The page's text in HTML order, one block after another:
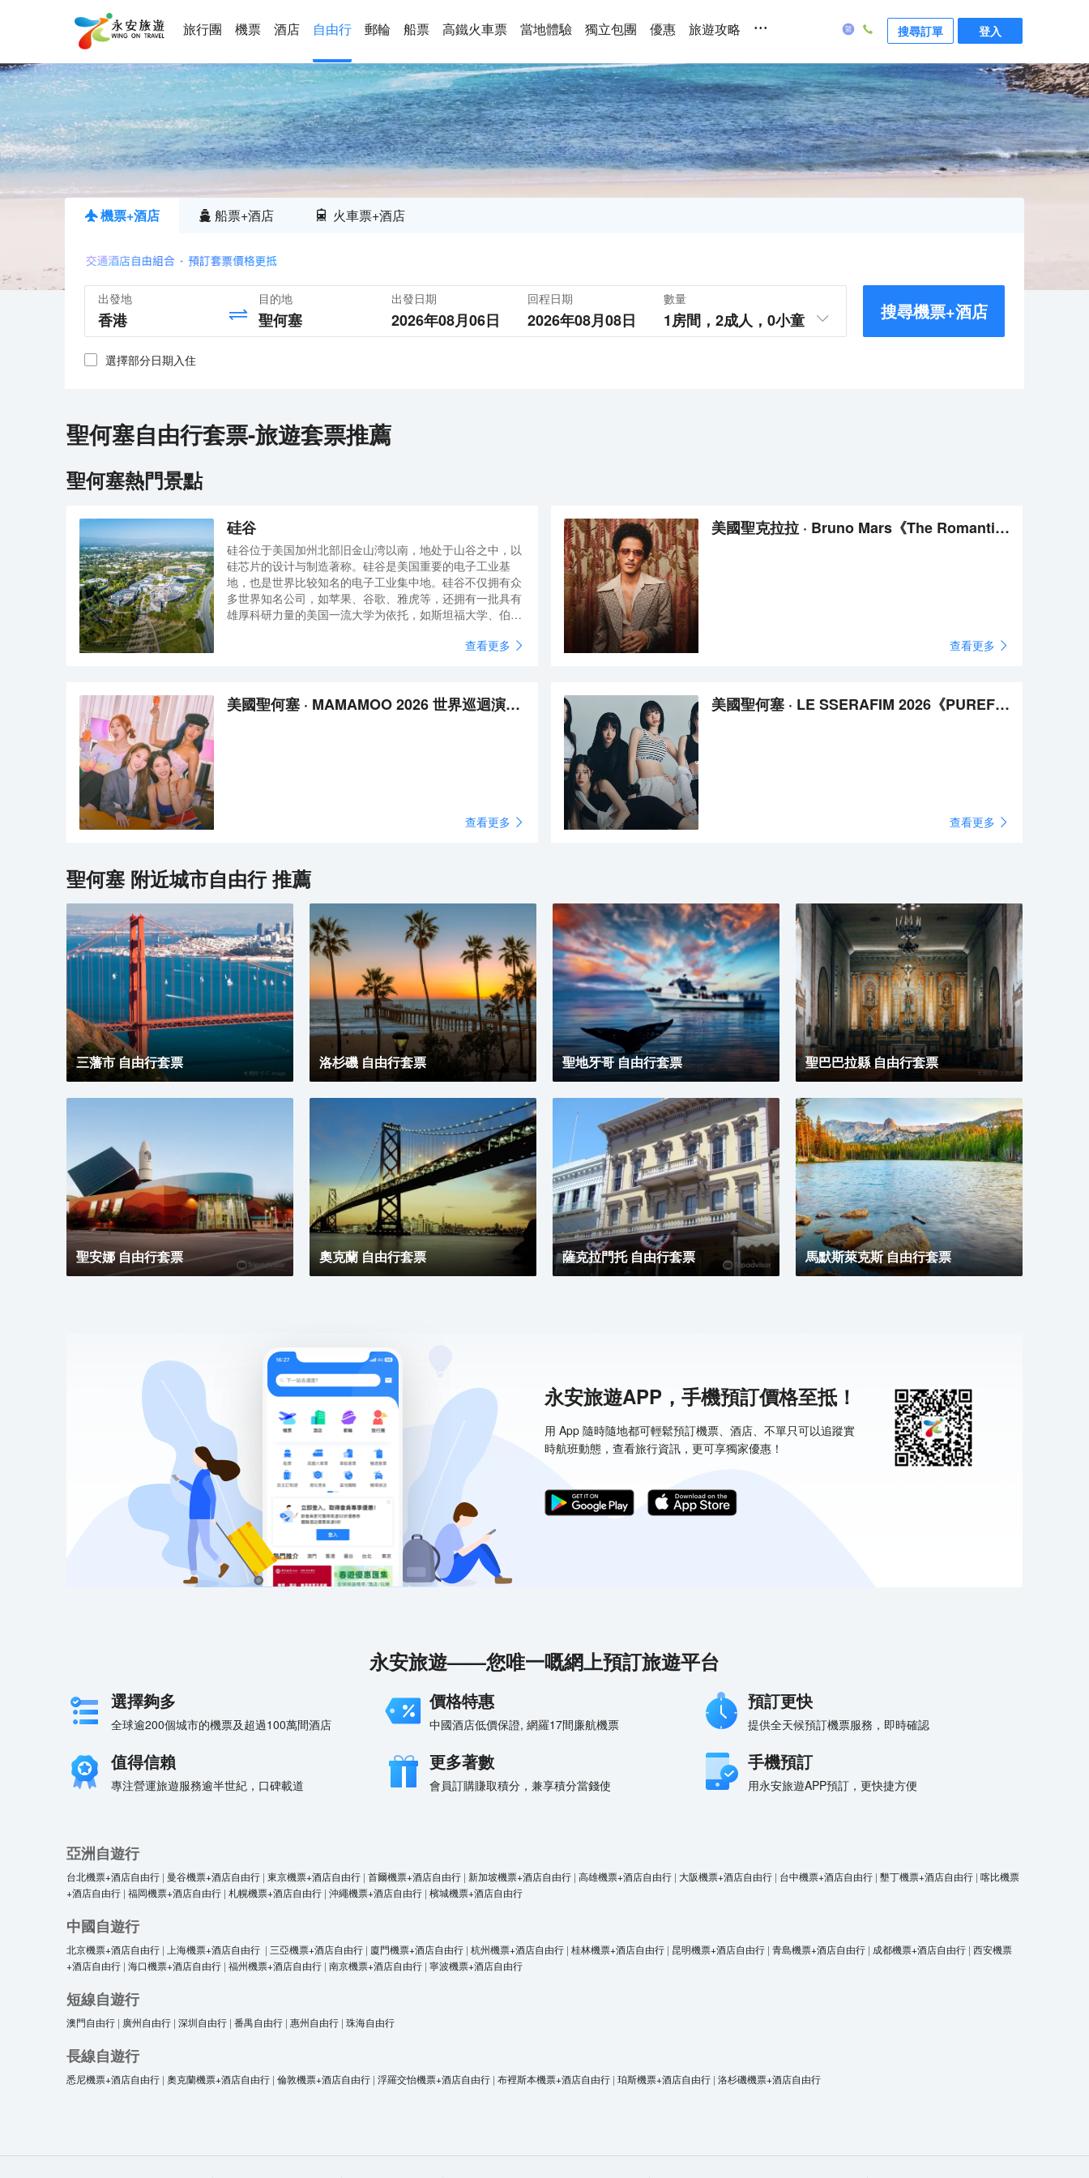
旅行團 機票 酒店 自由行 郵輪 船票 高鐵火車票 當地體驗 獨立包團 優惠 旅遊攻略 ... 搜尋訂單 登入
機票+酒店 船票+酒店 火車票+酒店
出發地 目的地 出發日期
2026年08月06日
回程日期
2026年08月08日
數量
1房間， 2成人， 0小童 搜尋機票+酒店
選擇部分日期入住
聖何塞自由行套票-旅遊套票推薦
聖何塞熱門景點
硅谷
硅谷位于美国加州北部旧金山湾以南，地处于山谷之中，以
硅芯片的设计与制造著称。硅谷是美国重要的电子工业基
地，也是世界比较知名的电子工业集中地。硅谷不仅拥有众
多世界知名公司，如苹果、谷歌、雅虎等，还拥有一批具有
雄厚科研力量的美国一流大学为依托，如斯坦福大学、伯克
查看更多
美國聖克拉拉 · Bruno Mars《The Romantic》巡演
查看更多
美國聖何塞 · MAMAMOO 2026 世界巡迴演唱會
查看更多
美國聖何塞 · LE SSERAFIM 2026《PUREFLOW》巡演
查看更多
聖何塞 附近城市自由行 推薦
三藩市 自由行套票 洛杉磯 自由行套票 聖地牙哥 自由行套票 聖巴巴拉縣 自由行套票
聖安娜 自由行套票 奧克蘭 自由行套票 薩克拉門托 自由行套票 馬默斯萊克斯 自由行套票
永安旅遊APP，手機預訂價格至抵！
用 App 隨時隨地都可輕鬆預訂機票、酒店、不單只可以追蹤實
時航班動態，查看旅行資訊，更可享獨家優惠！
永安旅遊——您唯一嘅網上預訂旅遊平台
選擇夠多
全球逾200個城市的機票及超過100萬間酒店
價格特惠
中國酒店低價保證, 網羅17間廉航機票
預訂更快
提供全天候預訂機票服務，即時確認
值得信賴
專注營運旅遊服務逾半世紀，口碑載道
更多著數
會員訂購賺取積分，兼享積分當錢使
手機預訂
用永安旅遊APP預訂，更快捷方便
亞洲自遊行
台北機票+酒店自由行 | 曼谷機票+酒店自由行 | 東京機票+酒店自由行 | 首爾機票+酒店自由行 | 新加坡機票+酒店自由行 | 高雄機票+酒店自由行 | 大阪機票+酒店自由行 | 台中機票+酒店自由行 | 墾丁機票+酒店自由行 | 喀比機票
+酒店自由行 | 福岡機票+酒店自由行 | 札幌機票+酒店自由行 | 沖繩機票+酒店自由行 | 檳城機票+酒店自由行
中國自遊行
北京機票+酒店自由行 | 上海機票+酒店自由行 | 三亞機票+酒店自由行 | 廈門機票+酒店自由行 | 杭州機票+酒店自由行 | 桂林機票+酒店自由行 | 昆明機票+酒店自由行 | 青島機票+酒店自由行 | 成都機票+酒店自由行 | 西安機票
+酒店自由行 | 海口機票+酒店自由行 | 福州機票+酒店自由行 | 南京機票+酒店自由行 | 寧波機票+酒店自由行
短線自遊行
澳門自由行 | 廣州自由行 | 深圳自由行 | 番禺自由行 | 惠州自由行 | 珠海自由行
長線自遊行
悉尼機票+酒店自由行 | 奧克蘭機票+酒店自由行 | 倫敦機票+酒店自由行 | 浮羅交怡機票+酒店自由行 | 布裡斯本機票+酒店自由行 | 珀斯機票+酒店自由行 | 洛杉磯機票+酒店自由行